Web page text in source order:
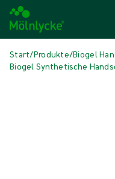
Start/Produkte/Biogel
Biogel Synthetische